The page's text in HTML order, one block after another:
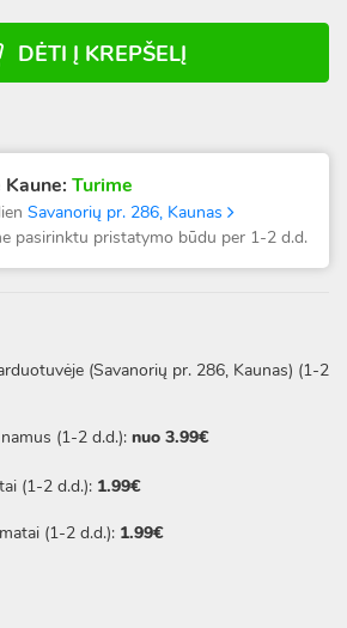
DĖTI Į KREPŠELĮ
Turime
Savanorių pr. 286, Kaunas
pasirinktu pristatymo būdu per 1-2 d.d.
(Savanorių pr. 286, Kaunas) (1-2
(1-2 d.d.): nuo 3.99€
(1-2 d.d.): 1.99€
(1-2 d.d.): 1.99€